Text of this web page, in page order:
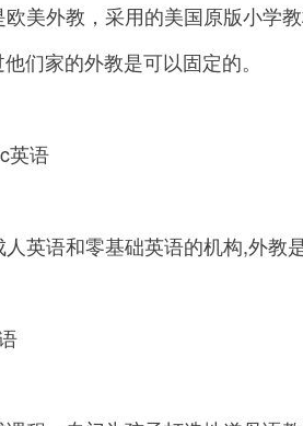
外教，采用的美国原版小学
们家的外教是可以固定的。
语
语和零基础英语的机构,外教是